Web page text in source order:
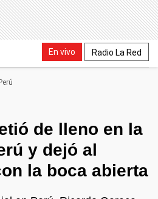
En vivo Radio La Red
Perú
de lleno en la
y dejó al
la boca abierta